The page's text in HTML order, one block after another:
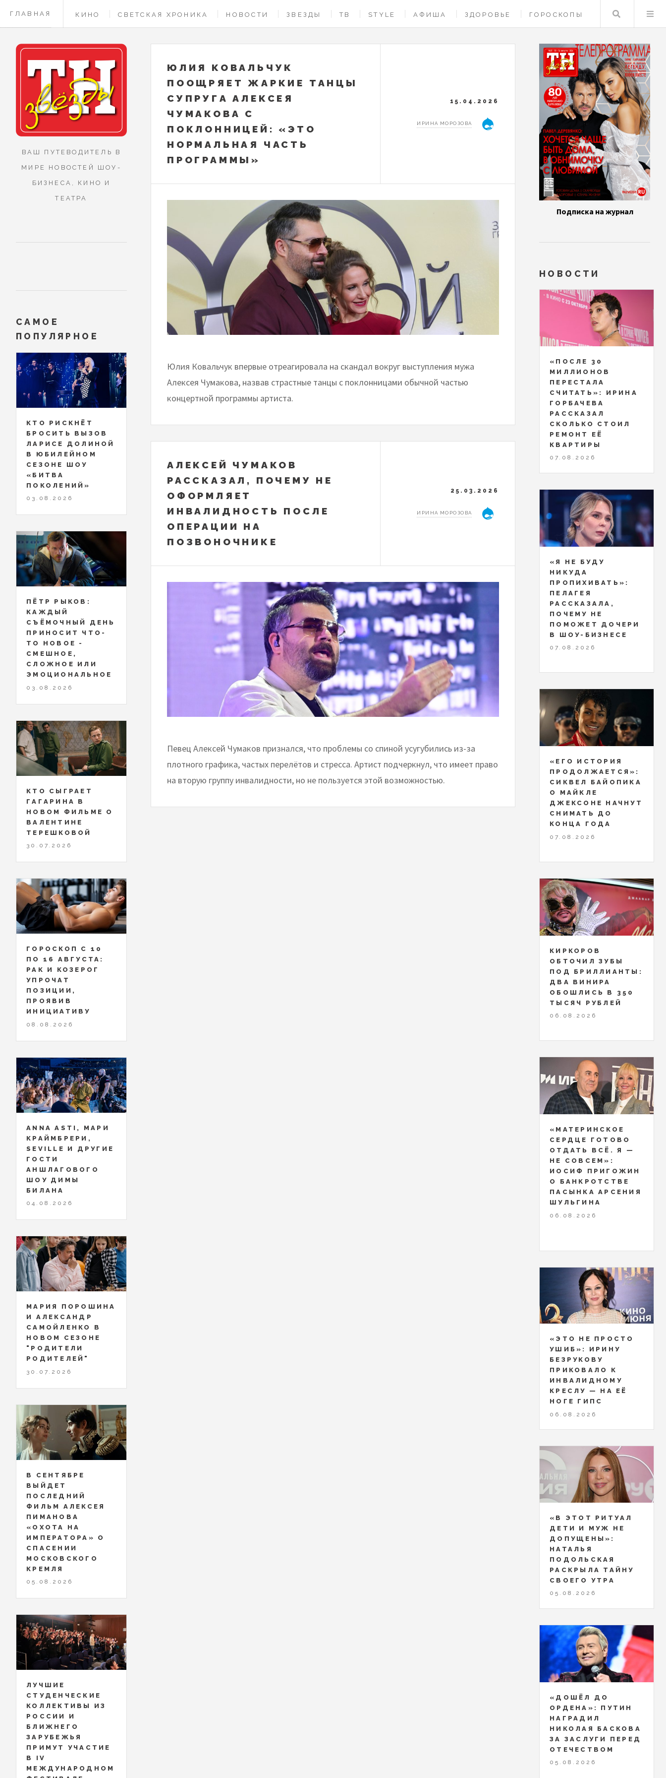
ГЛАВНАЯ КИНО СВЕТСКАЯ ХРОНИКА НОВОСТИ ЗВЕЗДЫ ТВ STYLE АФИША ЗДОРОВЬЕ ГОРОСКОПЫ
КОНТАКТЫ
Поиск
ЮЛИЯ КОВАЛЬЧУК
ПООЩРЯЕТ ЖАРКИЕ ТАНЦЫ
СУПРУГА АЛЕКСЕЯ
ЧУМАКОВА С
ПОКЛОННИЦЕЙ: «ЭТО
НОРМАЛЬНАЯ ЧАСТЬ
ПРОГРАММЫ»
15.04.2026
ИРИНА МОРОЗОВА
Юлия Ковальчук впервые отреагировала на скандал вокруг выступления мужа
Алексея Чумакова, назвав страстные танцы с поклонницами обычной частью
концертной программы артиста.
АЛЕКСЕЙ ЧУМАКОВ
РАССКАЗАЛ, ПОЧЕМУ НЕ
ОФОРМЛЯЕТ
ИНВАЛИДНОСТЬ ПОСЛЕ
ОПЕРАЦИИ НА
ПОЗВОНОЧНИКЕ
25.03.2026
ИРИНА МОРОЗОВА
Певец Алексей Чумаков признался, что проблемы со спиной усугубились из-за
плотного графика, частых перелётов и стресса. Артист подчеркнул, что имеет право
на вторую группу инвалидности, но не пользуется этой возможностью.
ВАШ ПУТЕВОДИТЕЛЬ В
МИРЕ НОВОСТЕЙ ШОУ-
БИЗНЕСА, КИНО И
ТЕАТРА
САМОЕ
ПОПУЛЯРНОЕ
КТО РИСКНЁТ
БРОСИТЬ ВЫЗОВ
ЛАРИСЕ ДОЛИНОЙ
В ЮБИЛЕЙНОМ
СЕЗОНЕ ШОУ
«БИТВА
ПОКОЛЕНИЙ»
03.08.2026
ПЁТР РЫКОВ:
КАЖДЫЙ
СЪЁМОЧНЫЙ ДЕНЬ
ПРИНОСИТ ЧТО-
ТО НОВОЕ -
СМЕШНОЕ,
СЛОЖНОЕ ИЛИ
ЭМОЦИОНАЛЬНОЕ
03.08.2026
КТО СЫГРАЕТ
ГАГАРИНА В
НОВОМ ФИЛЬМЕ О
ВАЛЕНТИНЕ
ТЕРЕШКОВОЙ
30.07.2026
ГОРОСКОП С 10
ПО 16 АВГУСТА:
РАК И КОЗЕРОГ
УПРОЧАТ
ПОЗИЦИИ,
ПРОЯВИВ
ИНИЦИАТИВУ
08.08.2026
ANNA ASTI, МАРИ
КРАЙМБРЕРИ,
SEVILLE И ДРУГИЕ
ГОСТИ
АНШЛАГОВОГО
ШОУ ДИМЫ
БИЛАНА
04.08.2026
МАРИЯ ПОРОШИНА
И АЛЕКСАНДР
САМОЙЛЕНКО В
НОВОМ СЕЗОНЕ
"РОДИТЕЛИ
РОДИТЕЛЕЙ"
30.07.2026
В СЕНТЯБРЕ
ВЫЙДЕТ
ПОСЛЕДНИЙ
ФИЛЬМ АЛЕКСЕЯ
ПИМАНОВА
«ОХОТА НА
ИМПЕРАТОРА» О
СПАСЕНИИ
МОСКОВСКОГО
КРЕМЛЯ
05.08.2026
ЛУЧШИЕ
СТУДЕНЧЕСКИЕ
КОЛЛЕКТИВЫ ИЗ
РОССИИ И
БЛИЖНЕГО
ЗАРУБЕЖЬЯ
ПРИМУТ УЧАСТИЕ
В IV
МЕЖДУНАРОДНОМ
Подписка на журнал
НОВОСТИ
«ПОСЛЕ 30
МИЛЛИОНОВ
ПЕРЕСТАЛА
СЧИТАТЬ»: ИРИНА
ГОРБАЧЕВА
РАССКАЗАЛ
СКОЛЬКО СТОИЛ
РЕМОНТ ЕЁ
КВАРТИРЫ
07.08.2026
«Я НЕ БУДУ
НИКУДА
ПРОПИХИВАТЬ»:
ПЕЛАГЕЯ
РАССКАЗАЛА,
ПОЧЕМУ НЕ
ПОМОЖЕТ ДОЧЕРИ
В ШОУ-БИЗНЕСЕ
07.08.2026
«ЕГО ИСТОРИЯ
ПРОДОЛЖАЕТСЯ»:
СИКВЕЛ БАЙОПИКА
О МАЙКЛЕ
ДЖЕКСОНЕ НАЧНУТ
СНИМАТЬ ДО
КОНЦА ГОДА
07.08.2026
КИРКОРОВ
ОБТОЧИЛ ЗУБЫ
ПОД БРИЛЛИАНТЫ:
ДВА ВИНИРА
ОБОШЛИСЬ В 350
ТЫСЯЧ РУБЛЕЙ
06.08.2026
«МАТЕРИНСКОЕ
СЕРДЦЕ ГОТОВО
ОТДАТЬ ВСЁ. Я —
НЕ СОВСЕМ»:
ИОСИФ ПРИГОЖИН
О БАНКРОТСТВЕ
ПАСЫНКА АРСЕНИЯ
ШУЛЬГИНА
06.08.2026
«ЭТО НЕ ПРОСТО
УШИБ»: ИРИНУ
БЕЗРУКОВУ
ПРИКОВАЛО К
ИНВАЛИДНОМУ
КРЕСЛУ — НА ЕЁ
НОГЕ ГИПС
06.08.2026
«В ЭТОТ РИТУАЛ
ДЕТИ И МУЖ НЕ
ДОПУЩЕНЫ»:
НАТАЛЬЯ
ПОДОЛЬСКАЯ
РАСКРЫЛА ТАЙНУ
СВОЕГО УТРА
05.08.2026
«ДОШЁЛ ДО
ОРДЕНА»: ПУТИН
НАГРАДИЛ
НИКОЛАЯ БАСКОВА
ЗА ЗАСЛУГИ ПЕРЕД
ОТЕЧЕСТВОМ
05.08.2026